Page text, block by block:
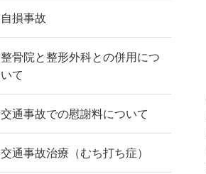
自損事故
整骨院と整形外科との併用につ
いて
交通事故での慰謝料について
交通事故治療（むち打ち症）